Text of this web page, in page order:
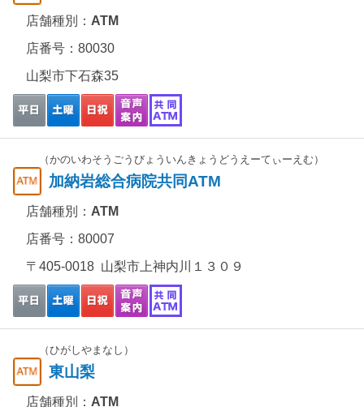
店舗種別： ATM
店番号：80030
山梨市下石森35
（かのいわそうごうびょういんきょうどうえーてぃーえむ）
加納岩総合病院共同ATM
店舗種別： ATM
店番号：80007
〒405-0018 山梨市上神内川１３０９
（ひがしやまなし）
東山梨
店舗種別： ATM